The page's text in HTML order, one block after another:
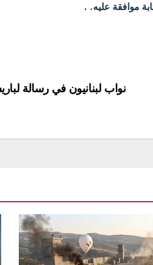
موافقة عليه. .
نواب لبنانيون في رسالة